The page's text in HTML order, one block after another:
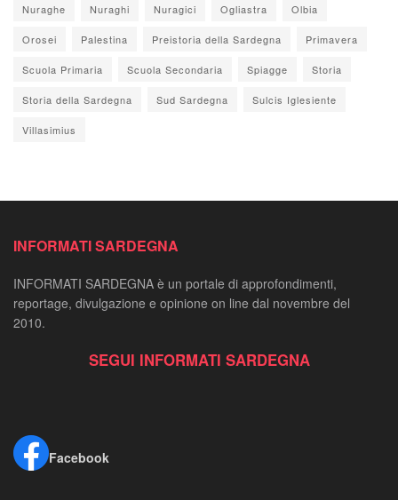
Nuraghe Nuraghi Nuragici Ogliastra Olbia
Orosei Palestina Preistoria della Sardegna Primavera
Scuola Primaria Scuola Secondaria Spiagge Storia
Storia della Sardegna Sud Sardegna Sulcis Iglesiente
Villasimius
INFORMATI SARDEGNA
INFORMATI SARDEGNA è un portale di approfondimenti,
reportage, divulgazione e opinione on line dal novembre del
2010.
SEGUI INFORMATI SARDEGNA
Facebook